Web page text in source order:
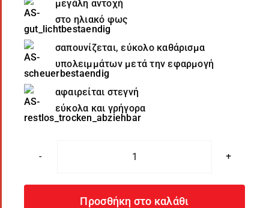
μεγάλη αντοχή
στο ηλιακό φως
σαπουνίζεται, εύκολο καθάρισμα
υπολειμμάτων μετά την εφαρμογή
αφαιρείται στεγνή
εύκολα και γρήγορα
Ταπετσαρία
Προσθήκη στο καλάθι